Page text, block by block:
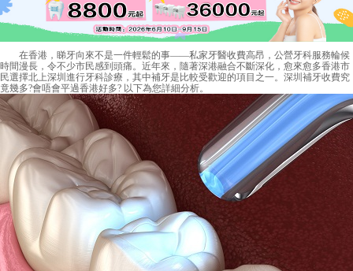
在香港，睇牙向來不是一件輕鬆的事——私家牙醫收費高昂，公營牙科服務輪候
時間漫長，令不少市民感到頭痛。近年來，隨著深港融合不斷深化，愈來愈多香港市
民選擇北上深圳進行牙科診療，其中補牙是比較受歡迎的項目之一。 深圳補牙收費究
竟幾多?會唔會平過香港好多? 以下為您詳細分析。